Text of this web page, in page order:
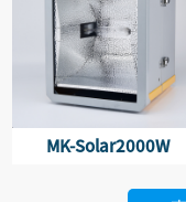
MK-Solar2000W